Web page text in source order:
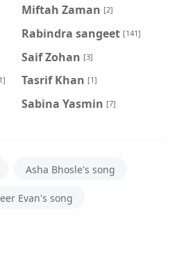
Miftah Zaman [2]
Rabindra sangeet [141]
Saif Zohan [3]
Tasrif Khan [1]
‍Sabina Yasmin [7]
Asha Bhosle's song
Evan's song